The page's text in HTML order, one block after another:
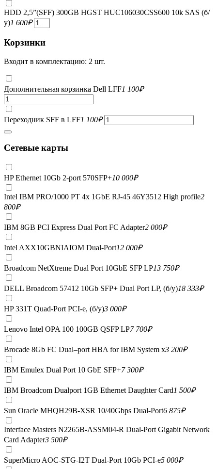
HDD 2,5”(SFF) 300GB HGST HUC106030CSS600 10k SAS (б/
у)1 600₽
Корзинки
Входит в комплектацию: 2 шт.
Дополнительная корзинка Dell LFF1 100₽
Переходник SFF в LFF1 100₽
Сетевые карты
HP Ethernet 10Gb 2-port 570SFP+10 000₽
Intel IBM PRO/1000 PT 4x 1GbE RJ-45 46Y3512 High profile2
800₽
IBM 8GB PCI Express Dual Port FC Adapter2 000₽
Intel AXX10GBNIAIOM Dual-Port12 000₽
Broadcom NetXtreme Dual Port 10GbE SFP LP13 750₽
DELL Broadcom 57412 10Gb SFP+ Dual Port LP, (б/у)18 333₽
HP 331T Quad-Port PCI-e, (б/у)3 000₽
Lenovo Intel OPA 100 100GB QSFP LP7 700₽
Brocade 8Gb FC Dual–port HBA for IBM System x3 200₽
IBM Emulex Dual Port 10 GbE SFP+7 300₽
IBM Broadcom Dualport 1GB Ethernet Daughter Card1 500₽
Sun Oracle MHQH29B-XSR 10/40Gbps Dual-Port6 875₽
Interface Masters N2265B-ASSM04-R Dual-Port Gigabit Network
Card Adapter3 500₽
SuperMicro AOC-STG-I2T Dual-Port 10Gb PCI-e5 000₽